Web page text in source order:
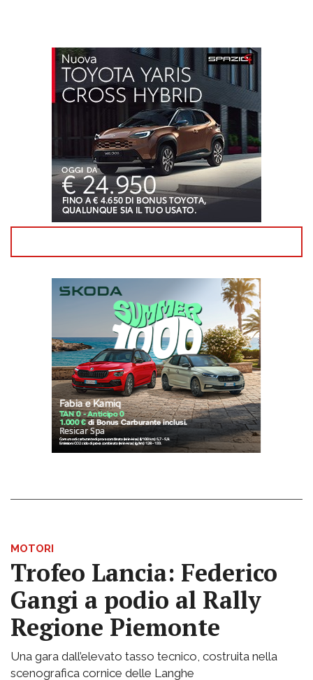
MOTORI
Trofeo Lancia: Federico
Gangi a podio al Rally
Regione Piemonte
Una gara dall’elevato tasso tecnico, costruita nella
scenografica cornice delle Langhe